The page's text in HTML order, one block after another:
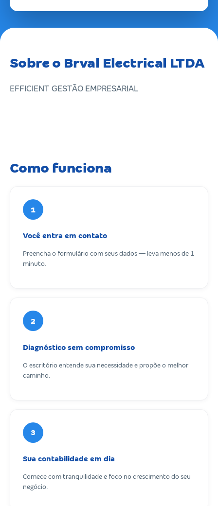
Sobre o Brval Electrical LTDA
EFFICIENT GESTÃO EMPRESARIAL
Como funciona
1
Você entra em contato
Preencha o formulário com seus dados — leva menos de 1
minuto.
2
Diagnóstico sem compromisso
O escritório entende sua necessidade e propõe o melhor
caminho.
3
Sua contabilidade em dia
Comece com tranquilidade e foco no crescimento do seu
negócio.